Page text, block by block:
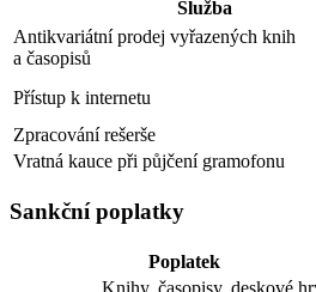
Služba
Antikvariátní prodej vyřazených knih
a časopisů
Přístup k internetu
Zpracování rešerše
Vratná kauce při půjčení gramofonu
Sankční poplatky
Poplatek
Knihy, časopisy, deskové